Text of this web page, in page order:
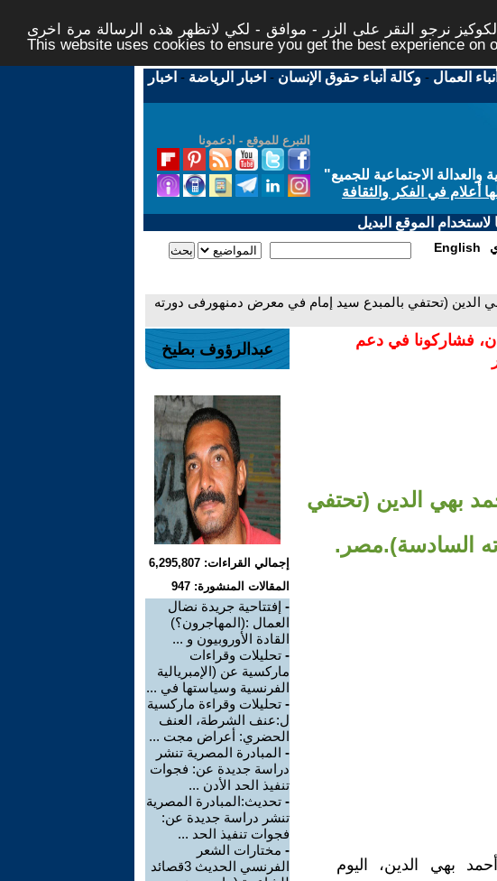
نرجو النقر على الزر - موافق - لكي لاتظهر هذه الرسالة مرة اخرى -
This website uses cookies to ensure you get the best experience on
العمال -وكالة أنباء حقوق الإنسان - اخبار الرياضة - اخبار
التبرع للموقع - ادعمونا
الاجتماعية للجميع"
أعلام في الفكر والثقافة
الموقع البديل
English
الدين (تحتفي بالمبدع سيد إمام في معرض دمنهورفى دورته
فشاركونا في دعم
بهي الدين (تحتفي
السادسة).مصر.
بهي الدين، اليوم
عبدالرؤوف بطيخ
إجمالي القراءات: 6,295,807
المقالات المنشورة: 947
- إفتتاحية جريدة نضال
العمال :(المهاجرون؟)
القادة الأوروبيون و ...
- تحليلات وقراءات
ماركسية عن (الإمبريالية
الفرنسية وسياستها في ...
- تحليلات وقراءة ماركسية
ل:عنف الشرطة، العنف
الحضري: أعراض مجت ...
- المبادرة المصرية تنشر
دراسة جديدة عن: فجوات
تنفيذ الحد الأدن ...
- تحديث:المبادرة المصرية
تنشر دراسة جديدة عن:
فجوات تنفيذ الحد ...
- مختارات الشعر
الفرنسي الحديث 3قصائد